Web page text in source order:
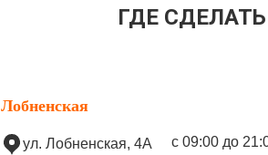
ГДЕ
Лобненская
ул. Лобненская, 4А с 09:00 до